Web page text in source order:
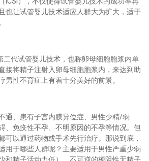
也让试管婴儿技术适应人群大为扩大，适于
二代试管婴儿技术，也称卵母细胞胞浆内单
接将精子注射入卵母细胞胞浆内，来达到助
男性不育症上有着十分美好的前景。
通、患有子宫内膜异位症、男性少精/弱
、免疫性不孕、不明原因的不孕等情况。但
可以通过药物或手术先行治疗。那说到底，
用于哪些人群呢？主要适用于男性严重少弱